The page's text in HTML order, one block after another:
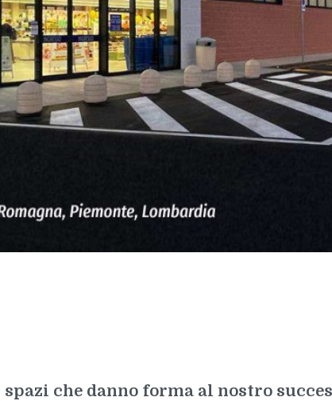
che danno forma al nostro